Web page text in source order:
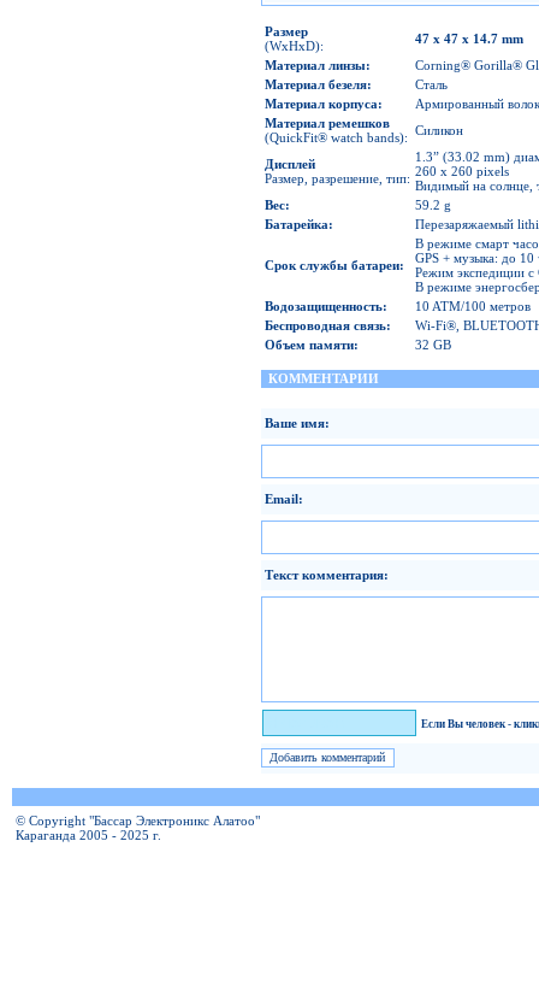
Размер
(WxHxD):
47 x 47 x 14.7 mm
Материал линзы:
Corning® Gorilla®
Материал безеля:
Сталь
Материал корпуса:
Армированный
Материал ремешков
(QuickFit® watch bands): Силикон
Дисплей
Размер, разрешение, тип:
1.3” (33.02 mm)
260 x 260 pixels
Видимый на солнце,
Вес:
59.2 g
Батарейка: Перезаряжаемый
Срок службы батареи:
В режиме смарт
GPS + музыка: до
Режим экспедиции с
В режиме
Водозащищенность:
10 ATM/100 метров
Беспроводная связь:
Wi-Fi®,
Объем памяти: 32 GB
КОММЕНТАРИИ
Ваше имя:
Email:
Текст комментария:
Если Вы человек -
© Copyright "Бассар Электроникс Алатоо"
Караганда 2005 - 2025 г.